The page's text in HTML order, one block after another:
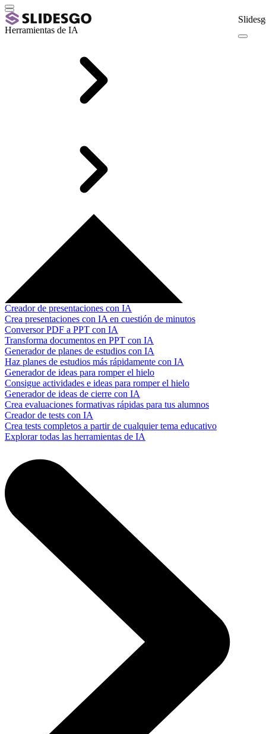
Herramientas de IA
Creador de presentaciones con IA
Crea presentaciones con IA en cuestión de minutos
Conversor PDF a PPT con IA
Transforma documentos en PPT con IA
Generador de planes de estudios con IA
Haz planes de estudios más rápidamente con IA
Generador de ideas para romper el hielo
Consigue actividades e ideas para romper el hielo
Generador de ideas de cierre con IA
Crea evaluaciones formativas rápidas para tus alumnos
Creador de tests con IA
Crea tests completos a partir de cualquier tema educativo
Explorar todas las herramientas de IA